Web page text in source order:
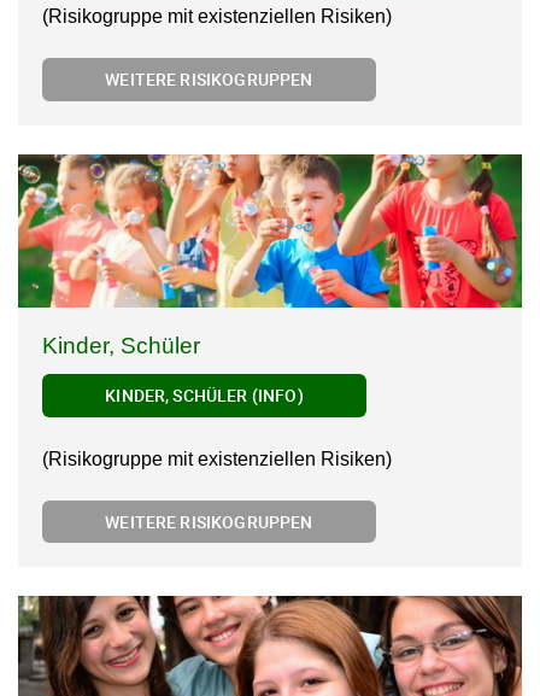
(Risikogruppe mit existenziellen Risiken)
WEITERE RISIKOGRUPPEN
Kinder, Schüler
KINDER, SCHÜLER (INFO)
(Risikogruppe mit existenziellen Risiken)
WEITERE RISIKOGRUPPEN